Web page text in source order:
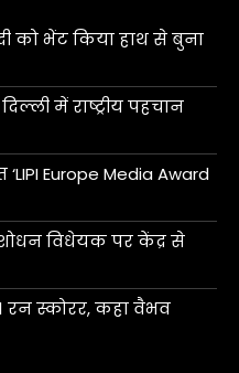
को भेंट किया हाथ से बुना
में राष्ट्रीय पहचान
‘LIPI Europe Media Award
विधेयक पर केंद्र से
स्कोरर, कहा वैभव